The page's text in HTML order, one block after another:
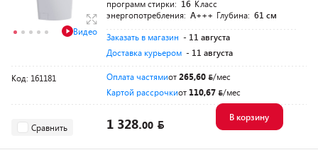
Видео
программ стирки: 16 Класс
энергопотребления: A+++ Глубина: 61 см
Заказать в магазин - 11 августа
Доставка курьером - 11 августа
Код: 161181 Оплата частямиот265,60
/мес
Картой рассрочкиот 110,67 /мес
Сравнить 1 328.00
В корзину